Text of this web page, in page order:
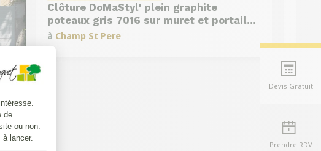
: Personnalisez vos Options
de
ou non.
lancer.
Clôture DoMaStyl' plein graphite
poteaux gris 7016 sur muret et portail
coulissant Classic Strong
à Champ St Pere
Devis Gratuit
Prendre RDV